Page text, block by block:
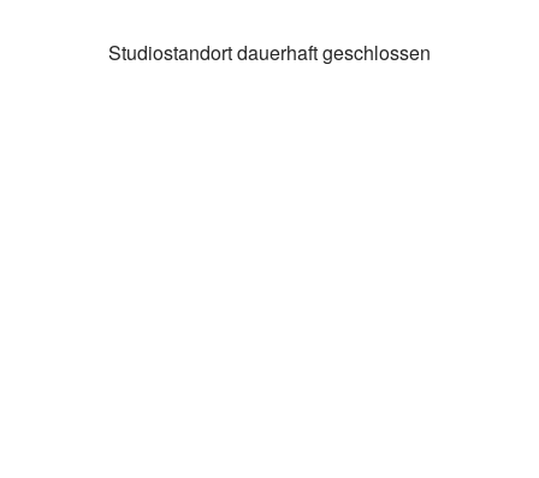
Studiostandort dauerhaft geschlossen